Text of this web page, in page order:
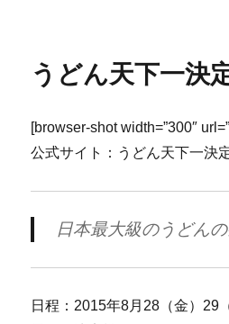
うどん天下一決
[browser-shot width=”300″
公式サイト：うどん天下一決
日本最大級のうどん
日程：2015年8月28（金）29